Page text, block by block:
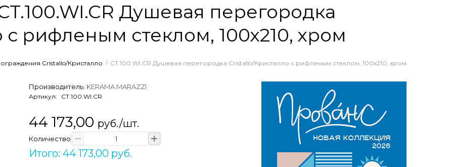
Душевая перегородка
рифленым стеклом, 100х210, хром
Cristallo/Кристалло CT.100.WI.CR Душевая перегородка Cristallo/Кристалло с рифленым стеклом, 100х210, хром
Производитель: KERAMA MARAZZI
Артикул: CT.100.WI.CR
44 173,00 руб./шт.
Количество
Итого: 44 173,00 руб.